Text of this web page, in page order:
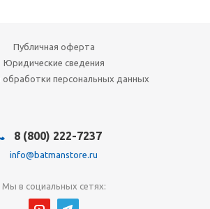
Публичная оферта
Юридические сведения
обработки персональных данных
8 (800) 222-7237
info@batmanstore.ru
Мы в социальных сетях: